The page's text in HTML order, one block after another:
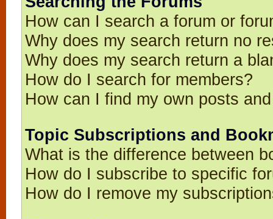
How can I search a forum or
Why does my search return no
Why does my search return a
How do I search for members?
How can I find my own posts
Topic Subscriptions and
What is the difference between
How do I subscribe to specific
How do I remove my